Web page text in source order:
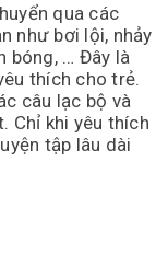
qua các
như bơi lội, nhảy
bóng, … Đây là
thích cho trẻ.
câu lạc bộ và
Chỉ khi yêu thích
tập lâu dài